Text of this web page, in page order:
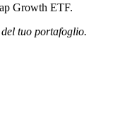
Growth ETF.
tuo portafoglio.